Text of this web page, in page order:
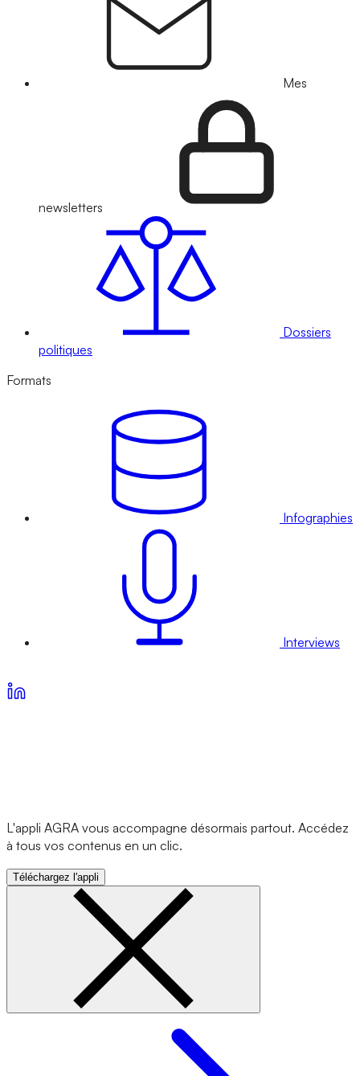
Mes
newsletters
Dossiers
politiques
Formats
Infographies
Interviews
L'appli AGRA vous accompagne désormais partout. Accédez
à tous vos contenus en un clic.
Téléchargez l'appli